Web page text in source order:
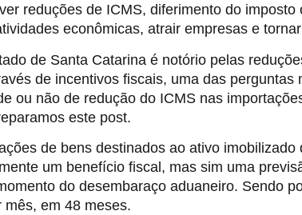
reduções de ICMS, diferimento do
econômicas, atrair empresas e
de Santa Catarina é notório pelas
de incentivos fiscais, uma das
ou não de redução do ICMS nas
este post.
de bens destinados ao ativo
um benefício fiscal, mas sim uma
do desembaraço aduaneiro. Sendo
mês, em 48 meses.